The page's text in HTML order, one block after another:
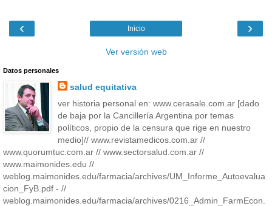
‹ ›
Inicio
Ver versión web
Datos personales
salud equitativa
ver historia personal en: www.cerasale.com.ar [dado
de baja por la Cancillería Argentina por temas
políticos, propio de la censura que rige en nuestro
medio]// www.revistamedicos.com.ar //
www.quorumtuc.com.ar // www.sectorsalud.com.ar //
www.maimonides.edu //
weblog.maimonides.edu/farmacia/archives/UM_Informe_Autoevalua
cion_FyB.pdf - //
weblog.maimonides.edu/farmacia/archives/0216_Admin_FarmEcon.